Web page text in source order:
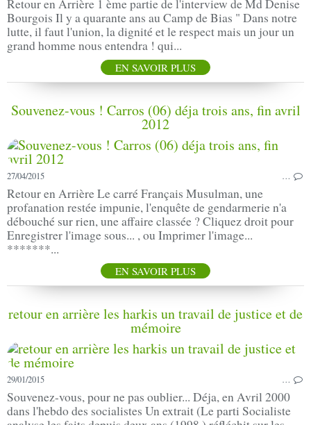
Retour en Arrière 1 ème partie de l'interview de Md Denise
Bourgois Il y a quarante ans au Camp de Bias " Dans notre
lutte, il faut l'union, la dignité et le respect mais un jour un
grand homme nous entendra ! qui...
EN SAVOIR PLUS
Souvenez-vous ! Carros (06) déja trois ans, fin avril
2012
27/04/2015 …
Retour en Arrière Le carré Français Musulman, une
profanation restée impunie, l'enquête de gendarmerie n'a
débouché sur rien, une affaire classée ? Cliquez droit pour
Enregistrer l'image sous... , ou Imprimer l'image...
*******...
EN SAVOIR PLUS
retour en arrière les harkis un travail de justice et de
mémoire
29/01/2015 …
Souvenez-vous, pour ne pas oublier... Déja, en Avril 2000
dans l'hebdo des socialistes Un extrait (Le parti Socialiste